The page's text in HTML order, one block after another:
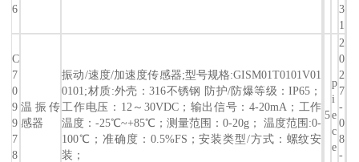
6
3
1
C
7
0
9
9
7
8
温振传
感器
振动/速度/加速度传感器;型号规格:GISM01T0101V01
0101;材质:外壳：316不锈钢 防护/防爆等级：IP65；
工作电压：12～30VDC；输出信号：4-20mA；工作
温度：-25℃~+85℃；测量范围：0-20g； 温度范围:0-
100℃；准确度：0.5%FS；安装类型/方式：螺纹安
装；
5
p
i
e
c
e
2
0
2
7
-
0
8
-